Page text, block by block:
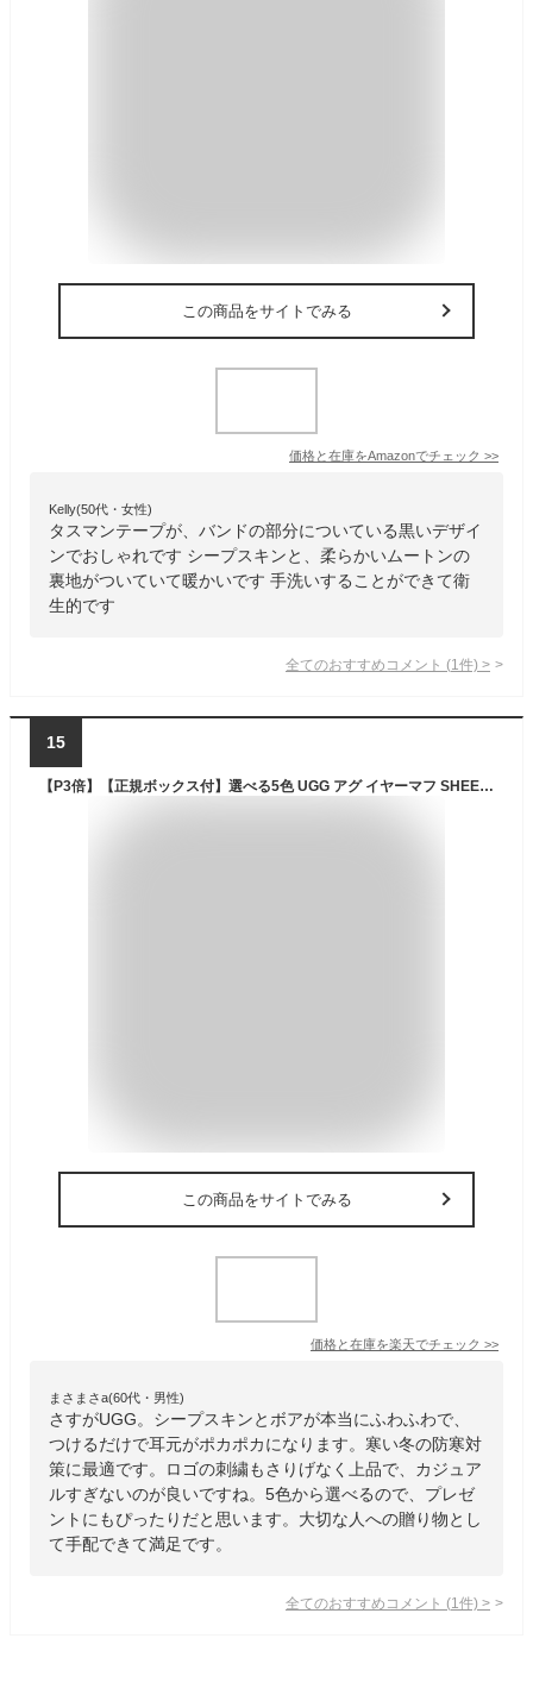
この商品をサイトでみる
価格と在庫をAmazonでチェック >>
Kelly(50代・女性)
タスマンテープが、バンドの部分についている黒いデザイ
ンでおしゃれです シープスキンと、柔らかいムートンの
裏地がついていて暖かいです 手洗いすることができて衛
生的です
全てのおすすめコメント (1 件) >
15
【P3倍】【正規ボックス付】選べる5色 UGG アグ イヤーマフ SHEEPSKIN EARMUFF WITH EMBROIDERY 20955 レディース 耳あて シープスキン ボア ファー ロゴ 防寒 ふわふわ あったか ブランド 正規品 新品 送料無料 ギフト プレゼント
この商品をサイトでみる
価格と在庫を楽天でチェック >>
まさまさa(60代・男性)
さすがUGG。シープスキンとボアが本当にふわふわで、
つけるだけで耳元がポカポカになります。寒い冬の防寒対
策に最適です。ロゴの刺繍もさりげなく上品で、カジュア
ルすぎないのが良いですね。5色から選べるので、プレゼ
ントにもぴったりだと思います。大切な人への贈り物とし
て手配できて満足です。
全てのおすすめコメント (1 件) >